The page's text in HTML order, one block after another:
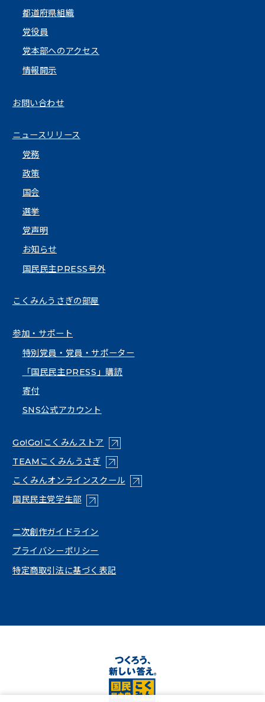
都道府県組織
党役員
党本部へのアクセス
情報開示
お問い合わせ
ニュースリリース
党務
政策
国会
選挙
党声明
お知らせ
国民民主PRESS号外
こくみんうさぎの部屋
参加・サポート
特別党員・党員・サポーター
「国民民主PRESS」購読
寄付
SNS公式アカウント
Go!Go!こくみんストア （新しいタブで開く）
TEAMこくみんうさぎ（新しいタブで開く）
こくみんオンラインスクール（新しいタブで開く）
国民民主党学生部（新しいタブで開く）
二次創作ガイドライン
プライバシーポリシー
特定商取引法に基づく表記